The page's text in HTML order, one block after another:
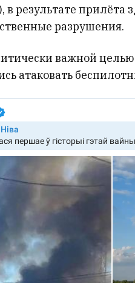
результате прилёта
разрушения.
важной
атаковать